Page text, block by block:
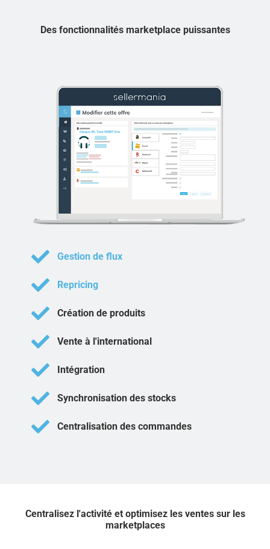
Des fonctionnalités marketplace puissantes
Gestion de flux
Repricing
Création de produits
Vente à l'international
Intégration
Synchronisation des stocks
Centralisation des commandes
Centralisez l'activité et optimisez les ventes sur les
marketplaces